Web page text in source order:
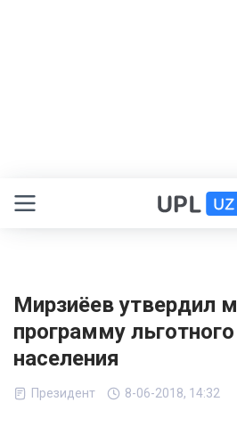
Мирзиёев утвердил
программу
населения
Президент 8-06-2018, 14:32